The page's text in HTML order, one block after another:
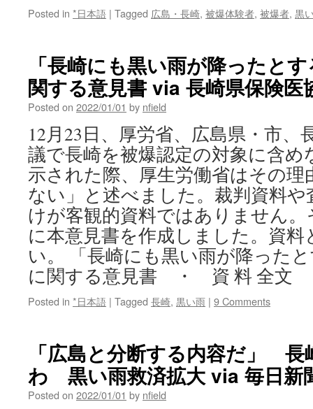
Posted in *日本語 | Tagged 広島・長崎, 被爆体験者, 被爆者, 黒
「長崎にも黒い雨が降ったと
関する意見書 via 長崎県保険医
Posted on 2022/01/01 by nfield
12月23日、厚労省、広島県・市、
議で長崎を被爆認定の対象に含
示された際、厚生労働省はその理
ない」と述べました。裁判資料
けが客観的資料ではありません
に本意見書を作成しました。資
い。 「長崎にも黒い雨が降った
に関する意見書 ・ 資 料 全文
Posted in *日本語 | Tagged 長崎, 黒い雨 | 9 Comments
「広島と分断する内容だ」 長
わ 黒い雨救済拡大 via 毎日新
Posted on 2022/01/01 by nfield